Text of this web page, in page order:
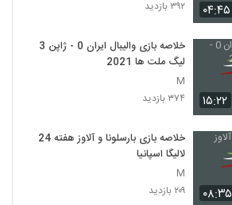
۰۴:۴۵
۳۹۲ بازدید
۱۵:۲۲
خلاصه بازی والیبال ایران 0 - ژاپن 3
لیگ ملت ها 2021
M
۳۷۴ بازدید
۰۸:۳۵
خلاصه بازی بارسلونا و آلاوز هفته 24
لالیگا اسپانیا
M
۲۰۹ بازدید